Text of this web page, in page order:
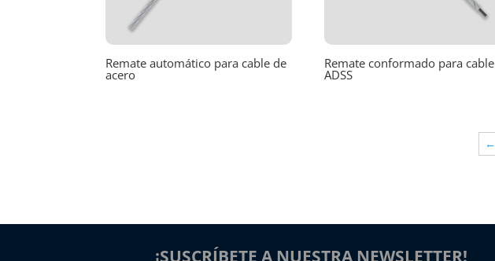
Remate automático para cable de
acero
Remate conformado para cable
ADSS
←
¡SUSCRÍBETE A NUESTRA NEWSLETTER!